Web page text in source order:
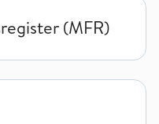
(MFR)